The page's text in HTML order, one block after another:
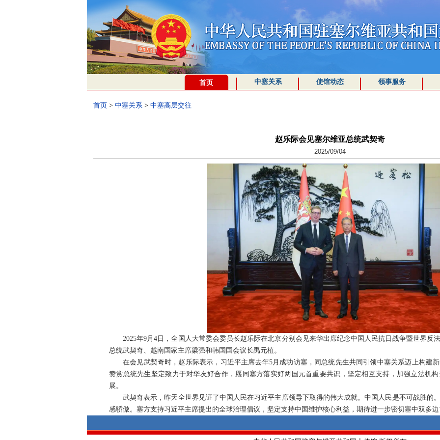
首页 中塞关系 使馆动态 领事服务
首页 > 中塞关系 > 中塞高层交往
赵乐际会见塞尔维亚总统武契奇
2025/09/04
2025年9月4日，全国人大常委会委员长赵乐际在北京分别会见来华出席纪念中国人民抗日战争暨世界反
总统武契奇、越南国家主席梁强和韩国国会议长禹元植。
在会见武契奇时，赵乐际表示，习近平主席去年5月成功访塞，同总统先生共同引领中塞关系迈上构建
赞赏总统先生坚定致力于对华友好合作，愿同塞方落实好两国元首重要共识，坚定相互支持，加强立法机
展。
武契奇表示，昨天全世界见证了中国人民在习近平主席领导下取得的伟大成就。中国人民是不可战胜的
感骄傲。塞方支持习近平主席提出的全球治理倡议，坚定支持中国维护核心利益，期待进一步密切塞中双多